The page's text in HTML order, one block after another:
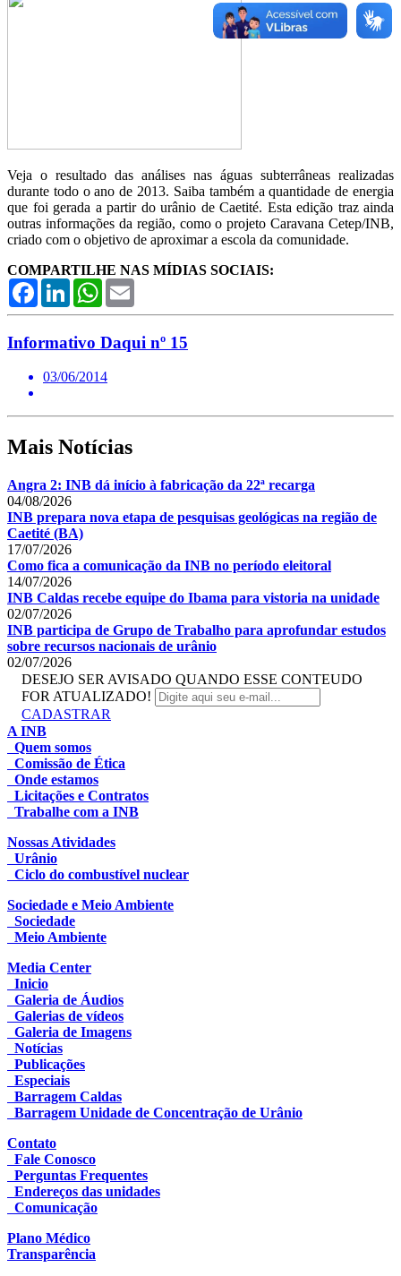
Veja o resultado das análises nas águas subterrâneas realizadas
durante todo o ano de 2013. Saiba também a quantidade de energia
que foi gerada a partir do urânio de Caetité. Esta edição traz ainda
outras informações da região, como o projeto Caravana Cetep/INB,
criado com o objetivo de aproximar a escola da comunidade.
COMPARTILHE NAS MÍDIAS SOCIAIS:
FacebookLinkedInWhatsApp
Informativo Daqui nº 15
03/06/2014
Mais Notícias
Angra 2: INB dá início à fabricação da 22ª recarga
04/08/2026
INB prepara nova etapa de pesquisas geológicas na região de
Caetité (BA)
17/07/2026
Como fica a comunicação da INB no período eleitoral
14/07/2026
INB Caldas recebe equipe do Ibama para vistoria na unidade
02/07/2026
INB participa de Grupo de Trabalho para aprofundar estudos
sobre recursos nacionais de urânio
02/07/2026
DESEJO SER AVISADO QUANDO ESSE CONTEUDO
FOR ATUALIZADO!
CADASTRAR
A INB
Quem somos
Comissão de Ética
Onde estamos
Licitações e Contratos
Trabalhe com a INB
Nossas Atividades
Urânio
Ciclo do combustível nuclear
Sociedade e Meio Ambiente
Sociedade
Meio Ambiente
Media Center
Inicio
Galeria de Áudios
Galerias de vídeos
Galeria de Imagens
Notícias
Publicações
Especiais
Barragem Caldas
Barragem Unidade de Concentração de Urânio
Contato
Fale Conosco
Perguntas Frequentes
Endereços das unidades
Comunicação
Plano Médico
Transparência